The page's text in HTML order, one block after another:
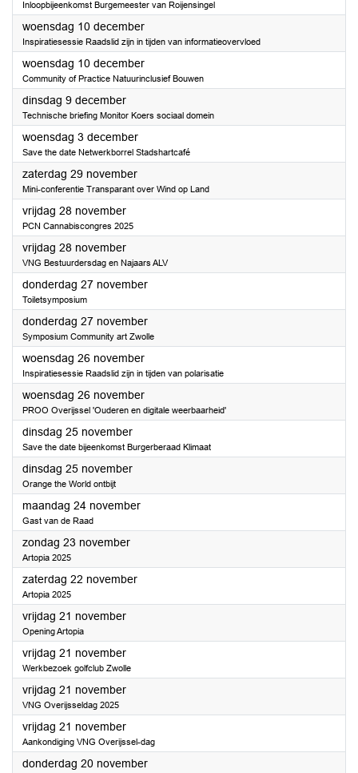
Inloopbijeenkomst Burgemeester van Roijensingel
woensdag 10 december2025
Inspiratiesessie Raadslid zijn in tijden van informatieovervloed
woensdag 10 december2025
Community of Practice Natuurinclusief Bouwen
dinsdag 9 december2025
Technische briefing Monitor Koers sociaal domein
woensdag 3 december2025
Save the date Netwerkborrel Stadshartcafé
zaterdag 29 november2025
Mini-conferentie Transparant over Wind op Land
vrijdag 28 november2025
PCN Cannabiscongres 2025
vrijdag 28 november2025
VNG Bestuurdersdag en Najaars ALV
donderdag 27 november2025
Toiletsymposium
donderdag 27 november2025
Symposium Community art Zwolle
woensdag 26 november2025
Inspiratiesessie Raadslid zijn in tijden van polarisatie
woensdag 26 november2025
PROO Overijssel 'Ouderen en digitale weerbaarheid'
dinsdag 25 november2025
Save the date bijeenkomst Burgerberaad Klimaat
dinsdag 25 november2025
Orange the World ontbijt
maandag 24 november2025
Gast van de Raad
zondag 23 november2025
Artopia 2025
zaterdag 22 november2025
Artopia 2025
vrijdag 21 november2025
Opening Artopia
vrijdag 21 november2025
Werkbezoek golfclub Zwolle
vrijdag 21 november2025
VNG Overijsseldag 2025
vrijdag 21 november2025
Aankondiging VNG Overijssel-dag
donderdag 20 november2025